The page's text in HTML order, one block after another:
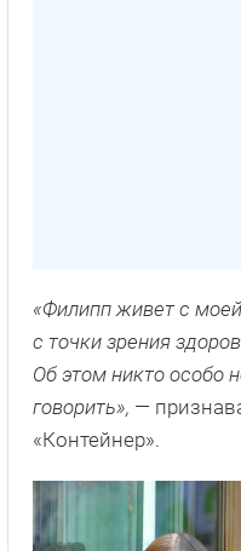
«Филипп живет с
с точки зрения
Об этом никто особо
говорить», —
«Контейнер».